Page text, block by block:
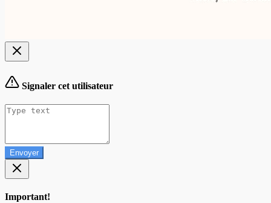
Signaler cet utilisateur
Envoyer
Important!